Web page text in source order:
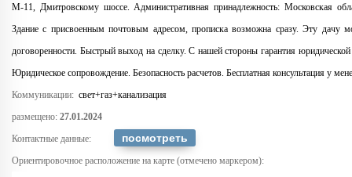
М-11, Дмитровскому шоссе. Административная принадлежность: Московская
Здание с присвоенным почтовым адресом, прописка возможна сразу. Эту дачу
договоренности. Быстрый выход на сделку. С нашей стороны гарантия
Юридическое сопровождение. Безопасность расчетов. Бесплатная консультация у
Коммуникации: свет+газ+канализация
размещено: 27.01.2024
Контактные данные:
Ориентировочное расположение на карте (отмечено маркером):